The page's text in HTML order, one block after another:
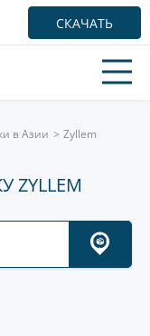
СКАЧАТЬ
в Азии Zyllem